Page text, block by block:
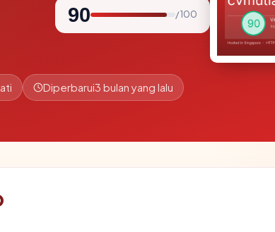
90 / 100
Diperbarui3 bulan yang lalu